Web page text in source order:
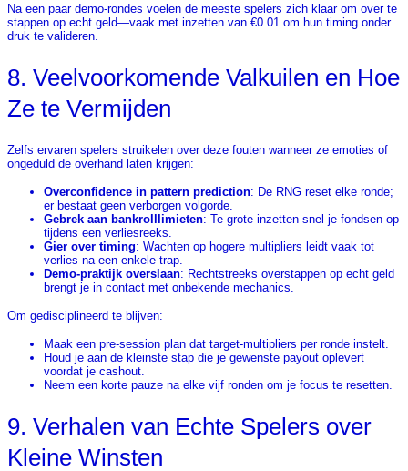
Na een paar demo-rondes voelen de meeste spelers zich klaar om over te
stappen op echt geld—vaak met inzetten van €0.01 om hun timing onder
druk te valideren.
8. Veelvoorkomende Valkuilen en Hoe
Ze te Vermijden
Zelfs ervaren spelers struikelen over deze fouten wanneer ze emoties of
ongeduld de overhand laten krijgen:
Overconfidence in pattern prediction: De RNG reset elke ronde;
er bestaat geen verborgen volgorde.
Gebrek aan bankrolllimieten: Te grote inzetten snel je fondsen op
tijdens een verliesreeks.
Gier over timing: Wachten op hogere multipliers leidt vaak tot
verlies na een enkele trap.
Demo-praktijk overslaan: Rechtstreeks overstappen op echt geld
brengt je in contact met onbekende mechanics.
Om gedisciplineerd te blijven:
Maak een pre‑session plan dat target-multipliers per ronde instelt.
Houd je aan de kleinste stap die je gewenste payout oplevert
voordat je cashout.
Neem een korte pauze na elke vijf ronden om je focus te resetten.
9. Verhalen van Echte Spelers over
Kleine Winsten